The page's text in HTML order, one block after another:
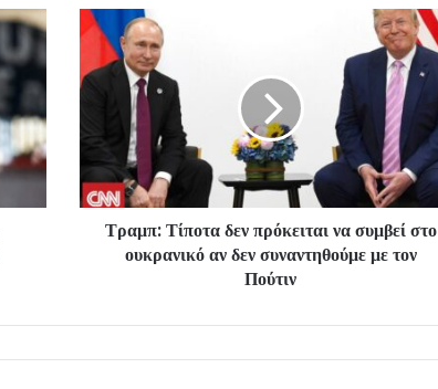
Τραμπ: Τίποτα δεν πρόκειται να συμβεί στο
ουκρανικό αν δεν συναντηθούμε με τον
Πούτιν